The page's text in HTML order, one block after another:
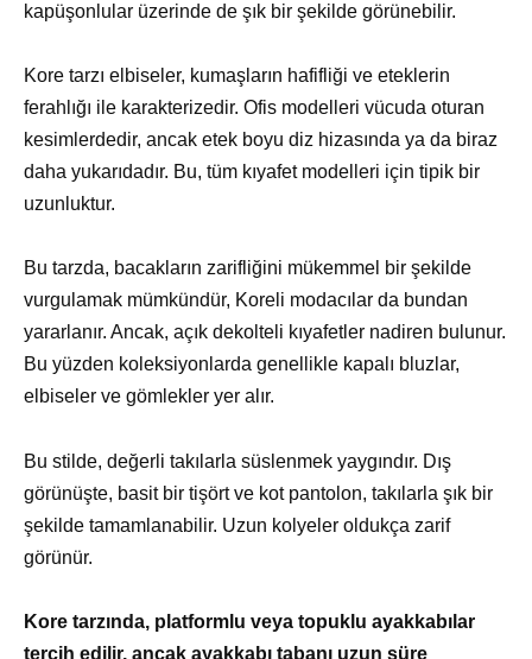
kapüşonlular üzerinde de şık bir şekilde görünebilir.
Kore tarzı elbiseler, kumaşların hafifliği ve eteklerin
ferahlığı ile karakterizedir. Ofis modelleri vücuda oturan
kesimlerdedir, ancak etek boyu diz hizasında ya da biraz
daha yukarıdadır. Bu, tüm kıyafet modelleri için tipik bir
uzunluktur.
Bu tarzda, bacakların zarifliğini mükemmel bir şekilde
vurgulamak mümkündür, Koreli modacılar da bundan
yararlanır. Ancak, açık dekolteli kıyafetler nadiren bulunur.
Bu yüzden koleksiyonlarda genellikle kapalı bluzlar,
elbiseler ve gömlekler yer alır.
Bu stilde, değerli takılarla süslenmek yaygındır. Dış
görünüşte, basit bir tişört ve kot pantolon, takılarla şık bir
şekilde tamamlanabilir. Uzun kolyeler oldukça zarif
görünür.
Kore tarzında, platformlu veya topuklu ayakkabılar
tercih edilir, ancak ayakkabı tabanı uzun süre